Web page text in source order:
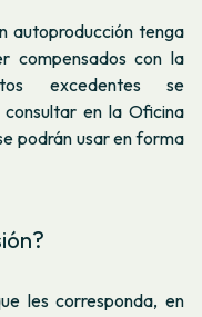
autoproducción tenga
compensados con la
excedentes se
en la Oficina
podrán usar en forma
les corresponda, en